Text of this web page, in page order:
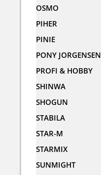
OSMO
PIHER
PINIE
PONY JORGENSEN
PROFI & HOBBY
SHINWA
SHOGUN
STABILA
STAR-M
STARMIX
SUNMIGHT